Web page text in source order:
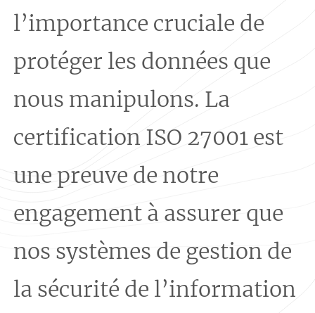
l’importance cruciale de
protéger les données que
nous manipulons. La
certification ISO 27001 est
une preuve de notre
engagement à assurer que
nos systèmes de gestion de
la sécurité de l’information